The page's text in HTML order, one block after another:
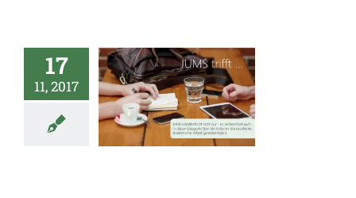
17
11, 2017
trifft …
E.